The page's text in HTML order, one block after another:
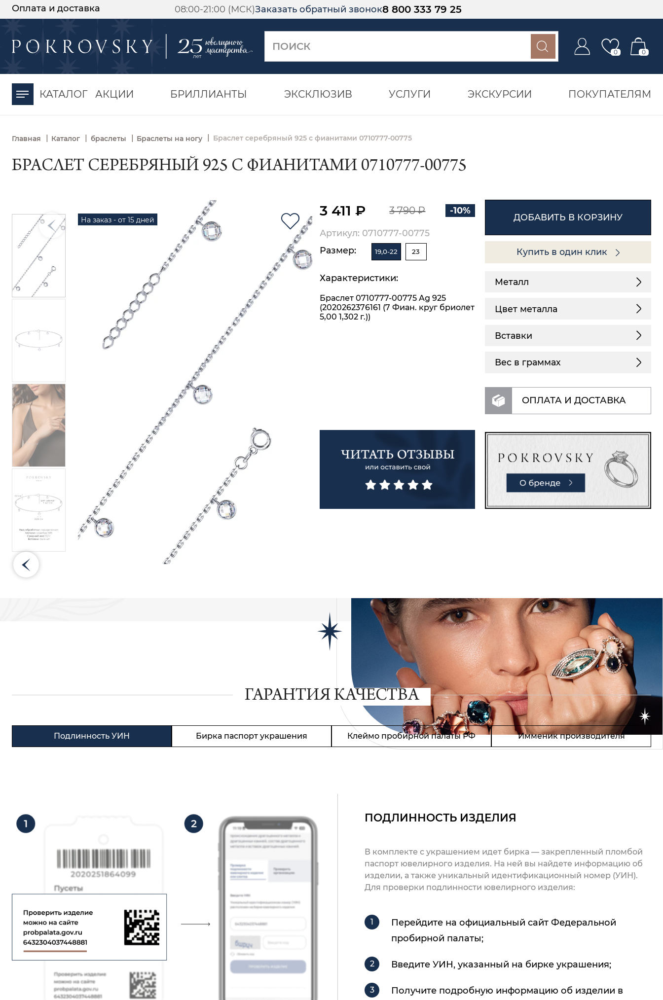
Оплата и доставка 08:00-21:00 (МСК)Заказать обратный звонок8 800 333 79 25
0 0
КАТАЛОГ АКЦИИ БРИЛЛИАНТЫ ЭКСКЛЮЗИВ УСЛУГИ ЭКСКУРСИИ ПОКУПАТЕЛЯМ
Главная | Каталог | браслеты | Браслеты на ногу Браслет серебряный 925 с фианитами 0710777-00775
БРАСЛЕТ СЕРЕБРЯНЫЙ 925 С ФИАНИТАМИ 0710777-00775
На заказ - от 15 дней
3 411 ₽ 3 790 ₽ -10%
Артикул: 0710777-00775
Размер:
19,0-22 23
Характеристики:
Браслет 0710777-00775 Ag 925
(2020262376161 (7 Фиан. круг бриолет
5,00 1,302 г.))
ДОБАВИТЬ В КОРЗИНУ
Купить в один клик
Металл
Цвет металла
Вставки
Вес в граммах
ОПЛАТА И ДОСТАВКА
ГАРАНТИЯ КАЧЕСТВА
Подлинность УИН Бирка паспорт украшения Клеймо пробирной палаты РФ Имменик производителя
ПОДЛИННОСТЬ ИЗДЕЛИЯ
В комплекте с украшением идет бирка — закрепленный пломбой
паспорт ювелирного изделия. На ней вы найдете информацию об
изделии, а также уникальный идентификационный номер (УИН).
Для проверки подлинности ювелирного изделия:
Перейдите на официальный сайт Федеральной
пробирной палаты;
Введите УИН, указанный на бирке украшения;
Получите подробную информацию об изделии в
-30%
момента оплаты